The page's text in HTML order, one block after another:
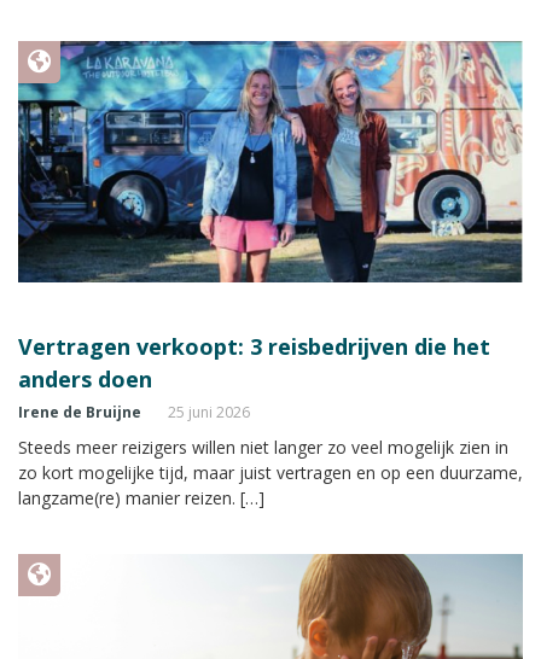
Vertragen verkoopt: 3 reisbedrijven die het
anders doen
Irene de Bruijne 25 juni 2026
Steeds meer reizigers willen niet langer zo veel mogelijk zien in
zo kort mogelijke tijd, maar juist vertragen en op een duurzame,
langzame(re) manier reizen. […]